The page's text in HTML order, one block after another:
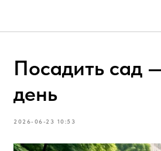
Посадить сад
день
2026-06-23 10:53